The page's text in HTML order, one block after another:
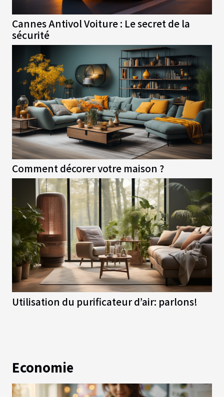
Cannes Antivol Voiture : Le secret de la
sécurité
Comment décorer votre maison ?
Utilisation du purificateur d’air: parlons!
Economie